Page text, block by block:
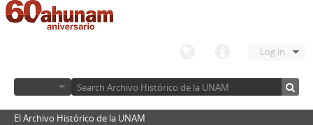
Log in
El Archivo Histórico de la UNAM